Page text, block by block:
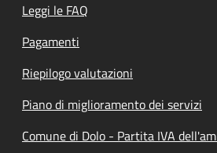
Leggi le FAQ
Pagamenti
Riepilogo valutazioni
Piano di miglioramento dei servizi
Comune di Dolo - Partita IVA